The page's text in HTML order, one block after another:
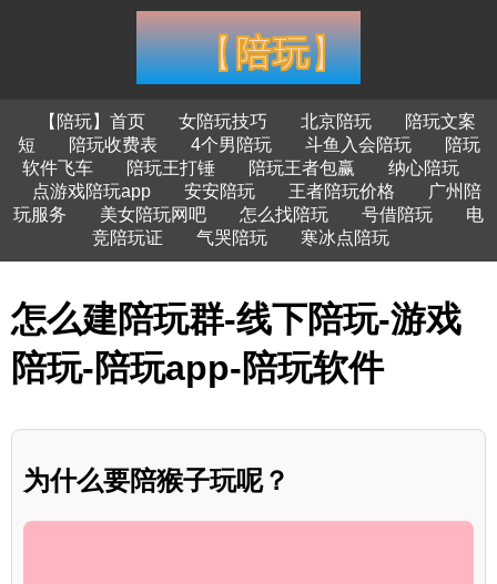
【陪玩】首页 女陪玩技巧 北京陪玩
陪玩文案
短
陪玩收费表 4个男陪玩 斗鱼入会陪玩
陪玩
软件飞车
陪玩王打锤 陪玩王者包赢
纳心陪玩
点游戏陪玩app
安安陪玩 王者陪玩价格
广州陪
玩服务
美女陪玩网吧 怎么找陪玩 号借陪玩
电
竞陪玩证
气哭陪玩 寒冰点陪玩
怎么建陪玩群-线下陪玩-游戏
陪玩-陪玩app-陪玩软件
为什么要陪猴子玩呢？